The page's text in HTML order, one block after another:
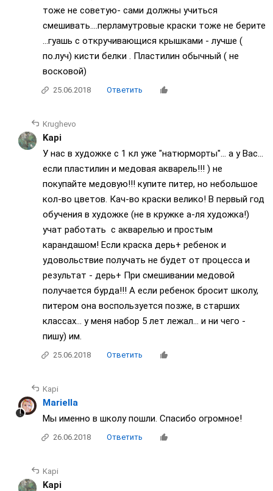
тоже не советую- сами должны учиться
смешивать....перламутровые краски тоже не берите
...гуашь с откручивающися крышками - лучше (
по.луч) кисти белки . Пластилин обычный ( не
восковой)
25.06.2018 Ответить
Krughevo
Kapi
У нас в художке с 1 кл уже "натюрморты"... а у Вас...
если пластилин и медовая акварель!!! ) не
покупайте медовую!!! купите питер, но небольшое
кол-во цветов. Кач-во краски велико! В первый год
обучения в художке (не в кружке а-ля художка!)
учат работать с акварелью и простым
карандашом! Если краска дерь+ ребенок и
удовольствие получать не будет от процесса и
результат - дерь+ При смешивании медовой
получается бурда!!! А если ребенок бросит школу,
питером она воспользуется позже, в старших
классах... у меня набор 5 лет лежал... и ни чего -
пишу) им.
25.06.2018 Ответить
Kapi
Mariella
Мы именно в школу пошли. Спасибо огромное!
26.06.2018 Ответить
Kapi
Kapi